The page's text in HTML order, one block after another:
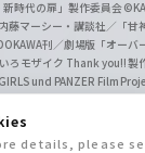
details, please
時代の扉」製作委員会
藤マーシー・講談社／「甘
刊／劇場版「オー
ろモザイク Thank you!! 製
und PANZER Film